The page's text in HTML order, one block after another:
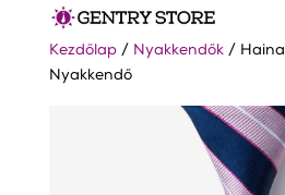
Kezdőlap/ Nyakkendők/
Nyakkendő